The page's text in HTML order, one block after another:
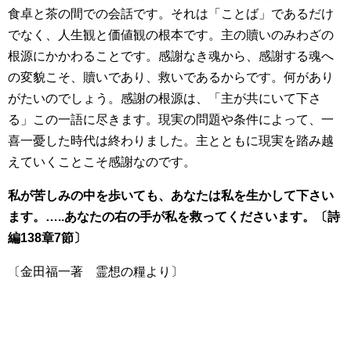
食卓と茶の間での会話です。それは「ことば」であるだけ
でなく、人生観と価値観の根本です。主の贖いのみわざの
根源にかかわることです。感謝なき魂から、感謝する魂へ
の変貌こそ、贖いであり、救いであるからです。何があり
がたいのでしょう。感謝の根源は、「主が共にいて下さ
る」この一語に尽きます。現実の問題や条件によって、一
喜一憂した時代は終わりました。主とともに現実を踏み越
えていくことこそ感謝なのです。
私が苦しみの中を歩いても、あなたは私を生かして下さい
ます。…..あなたの右の手が私を救ってくださいます。〔詩
編138章7節〕
〔金田福一著 霊想の糧より〕